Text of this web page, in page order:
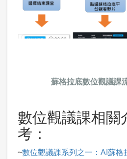
蘇格拉底數位觀議課
數位觀議課相關
考：
~數位觀議課系列之一：AI蘇格